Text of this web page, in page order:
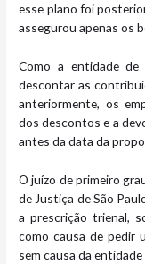
esse plano foi
assegurou apenas os
Como a entidade de
descontar as
anteriormente, os
dos descontos e a
antes da data da
O juízo de primeiro
de Justiça de São
a prescrição trienal,
como causa de pedir
sem causa da